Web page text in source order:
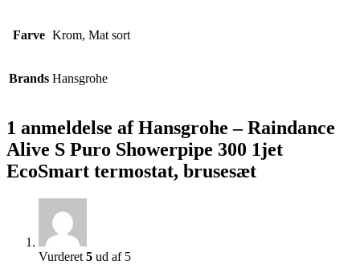
Farve Krom, Mat sort
Brands Hansgrohe
1 anmeldelse afHansgrohe – Raindance
Alive S Puro Showerpipe 300 1jet
EcoSmart termostat, brusesæt
Vurderet 5 ud af 5